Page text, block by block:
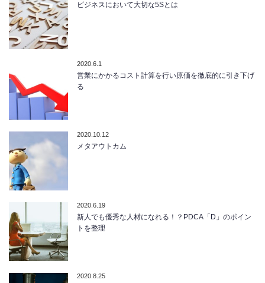
ビジネスにおいて大切な5Sとは
2020.6.1
営業にかかるコスト計算を行い原価を徹底的に引き下げ
る
2020.10.12
メタアウトカム
2020.6.19
新人でも優秀な人材になれる！？PDCA「D」のポイン
トを整理
2020.8.25